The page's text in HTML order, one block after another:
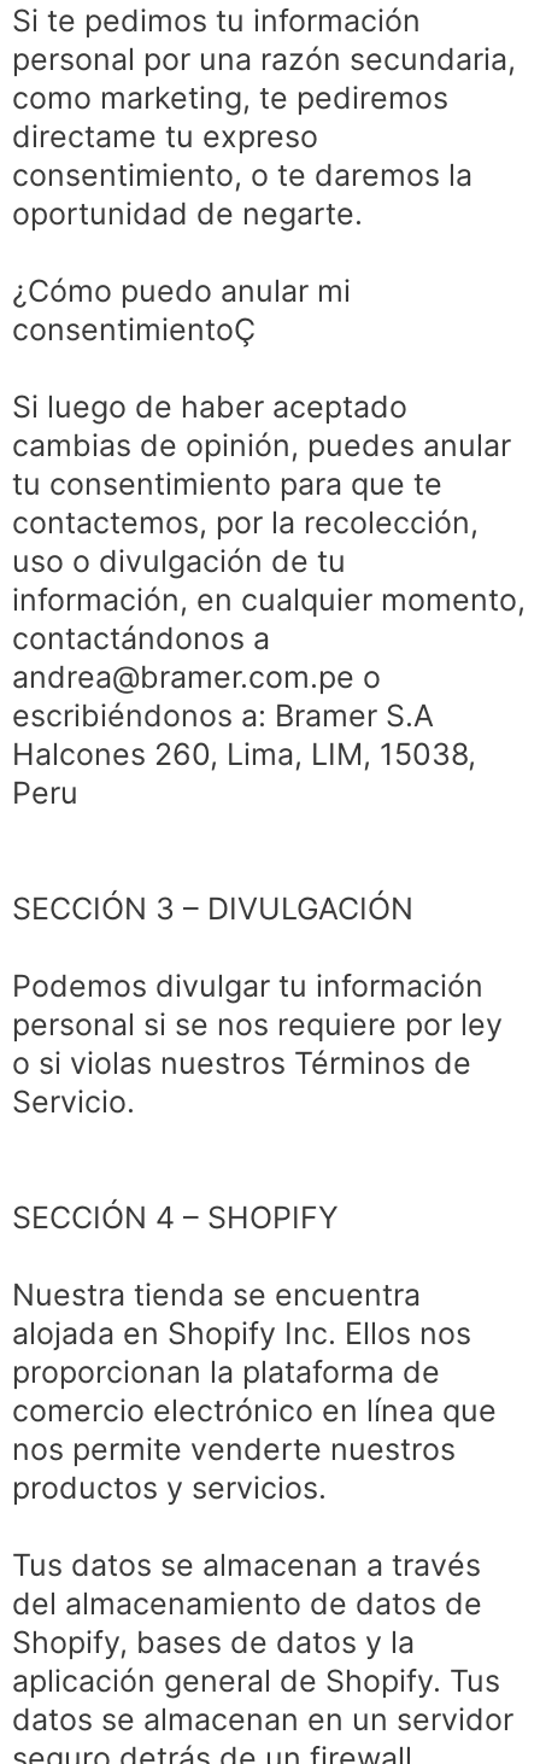
Si te pedimos tu información
personal por una razón secundaria,
como marketing, te pediremos
directame tu expreso
consentimiento, o te daremos la
oportunidad de negarte.
¿Cómo puedo anular mi
consentimientoÇ
Si luego de haber aceptado
cambias de opinión, puedes anular
tu consentimiento para que te
contactemos, por la recolección,
uso o divulgación de tu
información, en cualquier momento,
contactándonos a
andrea@bramer.com.pe o
escribiéndonos a: Bramer S.A
Halcones 260, Lima, LIM, 15038,
Peru
SECCIÓN 3 – DIVULGACIÓN
Podemos divulgar tu información
personal si se nos requiere por ley
o si violas nuestros Términos de
Servicio.
SECCIÓN 4 – SHOPIFY
Nuestra tienda se encuentra
alojada en Shopify Inc. Ellos nos
proporcionan la plataforma de
comercio electrónico en línea que
nos permite venderte nuestros
productos y servicios.
Tus datos se almacenan a través
del almacenamiento de datos de
Shopify, bases de datos y la
aplicación general de Shopify. Tus
datos se almacenan en un servidor